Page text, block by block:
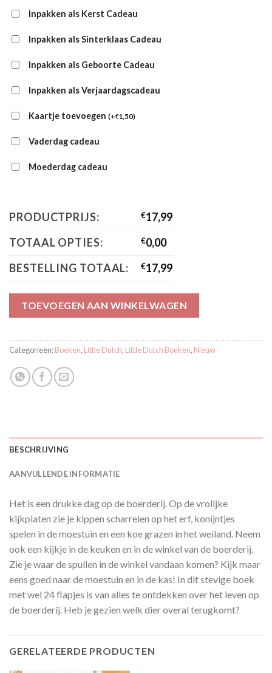
Inpakken als Kerst Cadeau
Inpakken als Sinterklaas Cadeau
Inpakken als Geboorte Cadeau
Inpakken als Verjaardagscadeau
Kaartje toevoegen (+€1,50)
Vaderdag cadeau
Moederdag cadeau
PRODUCTPRIJS: €17,99
TOTAAL OPTIES:
€0,00
BESTELLING TOTAAL:
€17,99
TOEVOEGEN AAN WINKELWAGEN
Categorieën:Boeken, Little Dutch, Little Dutch Boeken, Nieuw
BESCHRIJVING
AANVULLENDE INFORMATIE
Het is een drukke dag op de boerderij. Op de vrolijke
kijkplaten zie je kippen scharrelen op het erf, konijntjes
spelen in de moestuin en een koe grazen in het weiland. Neem
ook een kijkje in de keuken en in de winkel van de boerderij.
Zie je waar de spullen in de winkel vandaan komen? Kijk maar
eens goed naar de moestuin en in de kas! In dit stevige boek
met wel 24 flapjes is van alles te ontdekken over het leven op
de boerderij. Heb je gezien welk dier overal terugkomt?
GERELATEERDE PRODUCTEN